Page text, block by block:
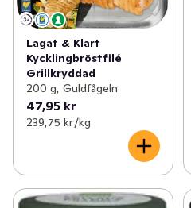
Lagat & Klart
Kycklingbröstfilé
Grillkryddad
200 g, Guldfågeln
47,95 kr
239,75 kr /kg